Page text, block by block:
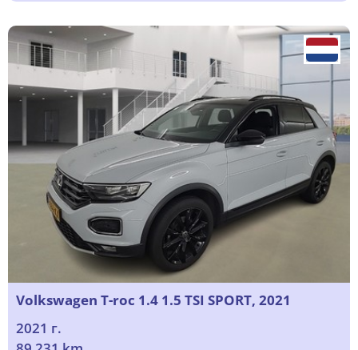
Volkswagen T-roc 1.4 1.5 TSI SPORT, 2021
2021 г.